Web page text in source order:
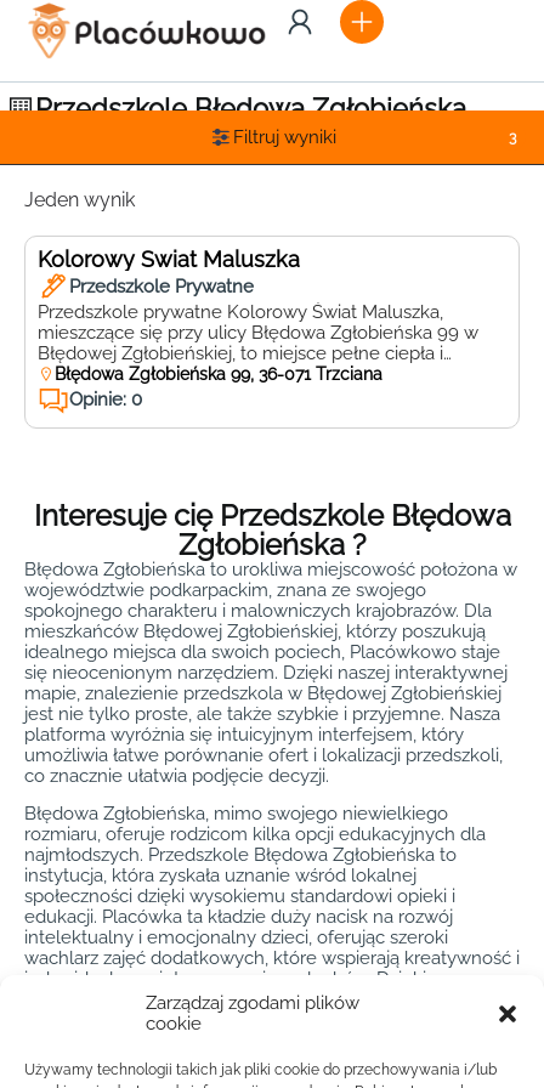
Zarządzaj zgodami plików
cookie
Używamy technologii takich jak pliki cookie do przechowywania i/lub
Przedszkole Błędowa Zgłobieńska
Filtruj wyniki 3
Jeden wynik
Kolorowy Świat Maluszka
Przedszkole Prywatne
Przedszkole prywatne Kolorowy Świat Maluszka,
mieszczące się przy ulicy Błędowa Zgłobieńska 99 w
Błędowej Zgłobieńskiej, to miejsce pełne ciepła i
radości, gdzie każde dziecko może rozwijać swoje
talenty i zainteresowania. Kolorowy Świat Maluszka to
placówka, która stawia na wszechstronny rozwój dzieci,
oferując bogaty program edukacyjny i szeroką gamę
Błędowa Zgłobieńska 99, 36-071 Trzciana
Opinie: 0
Interesuje cię Przedszkole Błędowa
Zgłobieńska ?
Błędowa Zgłobieńska to urokliwa miejscowość położona w
województwie podkarpackim, znana ze swojego
spokojnego charakteru i malowniczych krajobrazów. Dla
mieszkańców Błędowej Zgłobieńskiej, którzy poszukują
idealnego miejsca dla swoich pociech, Placówkowo staje
się nieocenionym narzędziem. Dzięki naszej interaktywnej
mapie, znalezienie przedszkola w Błędowej Zgłobieńskiej
jest nie tylko proste, ale także szybkie i przyjemne. Nasza
platforma wyróżnia się intuicyjnym interfejsem, który
umożliwia łatwe porównanie ofert i lokalizacji przedszkoli,
co znacznie ułatwia podjęcie decyzji.
Błędowa Zgłobieńska, mimo swojego niewielkiego
rozmiaru, oferuje rodzicom kilka opcji edukacyjnych dla
najmłodszych. Przedszkole Błędowa Zgłobieńska to
instytucja, która zyskała uznanie wśród lokalnej
społeczności dzięki wysokiemu standardowi opieki i
edukacji. Placówka ta kładzie duży nacisk na rozwój
intelektualny i emocjonalny dzieci, oferując szeroki
wachlarz zajęć dodatkowych, które wspierają kreatywność i
indywidualne zainteresowania maluchów. Dzięki
Placówkowo, rodzice mogą łatwo zapoznać się z ofertą,
lokalizacją oraz opiniami innych użytkowników na temat
dokonanie świadomego wyboru.